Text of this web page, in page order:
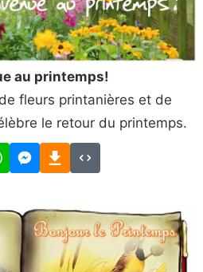
au printemps!
fleurs printanières et de
le retour du printemps.